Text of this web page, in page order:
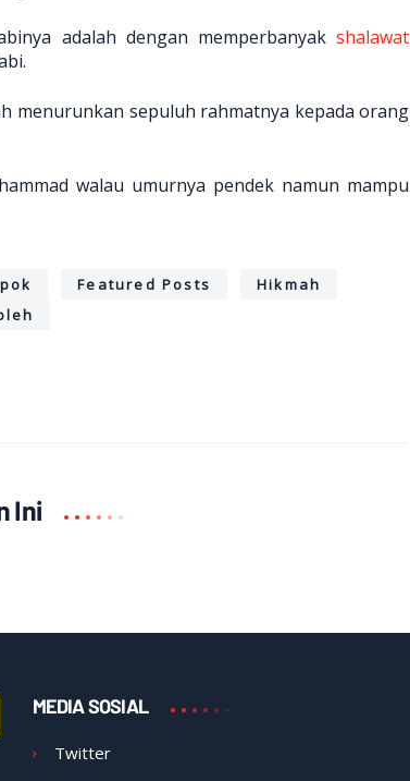
adalah dengan memperbanyakshalawat
menurunkan sepuluh rahmatnya kepada orang
walau umurnya pendek namun mampu
Featured Posts
Hikmah
Ini
MEDIA SOSIAL
Twitter